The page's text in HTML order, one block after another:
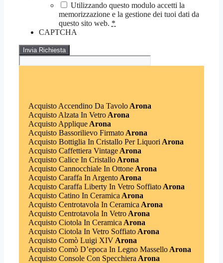
Utilizzando questo modulo accetti la
memorizzazione e la gestione dei tuoi dati da
questo sito web. *
CAPTCHA
Acquisto Accendino Da TavoloArona
Acquisto Alzata In VetroArona
Acquisto AppliqueArona
Acquisto Bassorilievo FirmatoArona
Acquisto Bottiglia In Cristallo Per Liquori Arona
Acquisto Caffettiera VintageArona
Acquisto Calice In CristalloArona
Acquisto Cannocchiale In OttoneArona
Acquisto Caraffa In ArgentoArona
Acquisto Caraffa Liberty In Vetro SoffiatoArona
Acquisto Catino In Ceramica Arona
Acquisto Centrotavola In Ceramica Arona
Acquisto Centrotavola In VetroArona
Acquisto Ciotola In Ceramica Arona
Acquisto Ciotola In Vetro SoffiatoArona
Acquisto Comò Luigi XIVArona
Acquisto Comò D’epoca In Legno MasselloArona
Acquisto Console Con Specchiera Arona